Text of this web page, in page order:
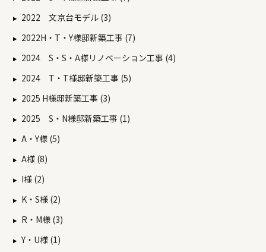
2022 文京台モデル (3)
2022H・T・Y様邸新築工事 (7)
2024 S・S・A様リノベーション工事 (4)
2024 T・T様邸新築工事 (5)
2025 H様邸新築工事 (3)
2025 S・N様邸新築工事 (1)
A・Y様 (5)
A様 (8)
I様 (2)
K・S様 (2)
R・M様 (3)
Y・U様 (1)